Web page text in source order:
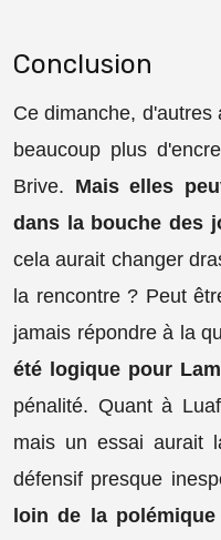
Conclusion
Ce dimanche,
beaucoup plus
Brive. Mais elles
dans la bouche des
cela aurait changer
la rencontre ? Peut
jamais répondre à la
été logique pour
pénalité. Quant à
mais un essai aurait
défensif presque
loin de la